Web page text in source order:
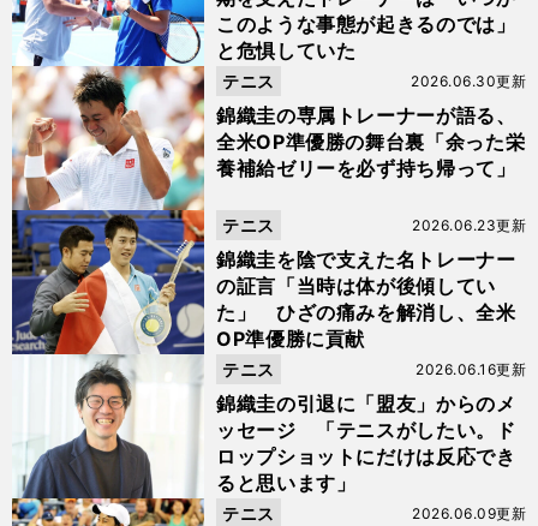
このような事態が起きるのでは」
と危惧していた
錦織圭の専属トレーナーが語る、
全米OP準優勝の舞台裏「余った栄
養補給ゼリーを必ず持ち帰って」
2026.06.30更新
テニス
錦織圭を陰で支えた名トレーナー
の証言「当時は体が後傾してい
た」 ひざの痛みを解消し、全米
OP準優勝に貢献
2026.06.23更新
テニス
錦織圭の引退に「盟友」からのメ
ッセージ 「テニスがしたい。ド
ロップショットにだけは反応でき
ると思います」
2026.06.16更新
テニス
2026.06.09更新
テニス